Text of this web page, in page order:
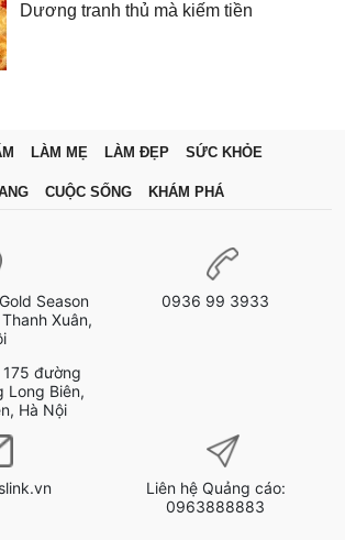
Dương tranh thủ mà kiếm tiền
LÀM MẸ LÀM ĐẸP SỨC KHỎE
CUỘC SỐNG KHÁM PHÁ
Season
Xuân,
175 đường
Long Biên,
Hà Nội
0936 99 3933
Liên hệ Quảng cáo:
0963888883